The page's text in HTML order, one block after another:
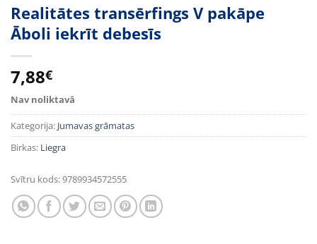
Realitātes transērfings V pakāpe
Āboli iekrīt debesīs
7,88€
Nav noliktavā
Kategorija: Jumavas grāmatas
Birkas: Liegra
Svītru kods:9789934572555